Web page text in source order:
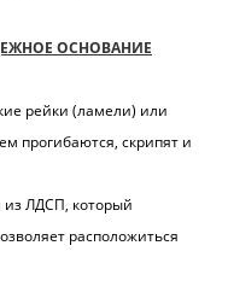
ОСНОВАНИЕ
рейки (ламели) или
прогибаются, скрипят и
ЛДСП, который
расположиться